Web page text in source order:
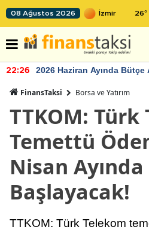
08 Ağustos 2026 26°
Ayında Bütçe Artışı Yaşandı
FinansTaksi Borsa ve Yatırım
TTKOM: Türk
Temettü
Nisan Ayında
Başlayacak!
TTKOM: Türk Telekom